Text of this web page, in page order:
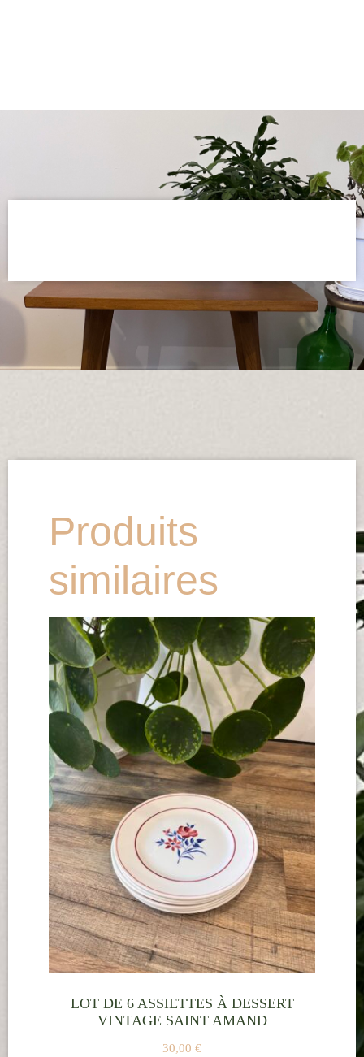
Produits
similaires
LOT DE 6 ASSIETTES À DESSERT
VINTAGE SAINT AMAND
30,00 €